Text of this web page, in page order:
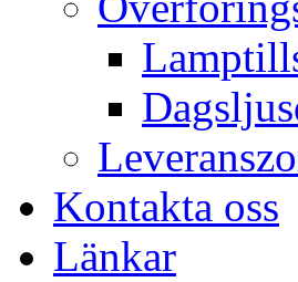
Kontakta oss
Länkar